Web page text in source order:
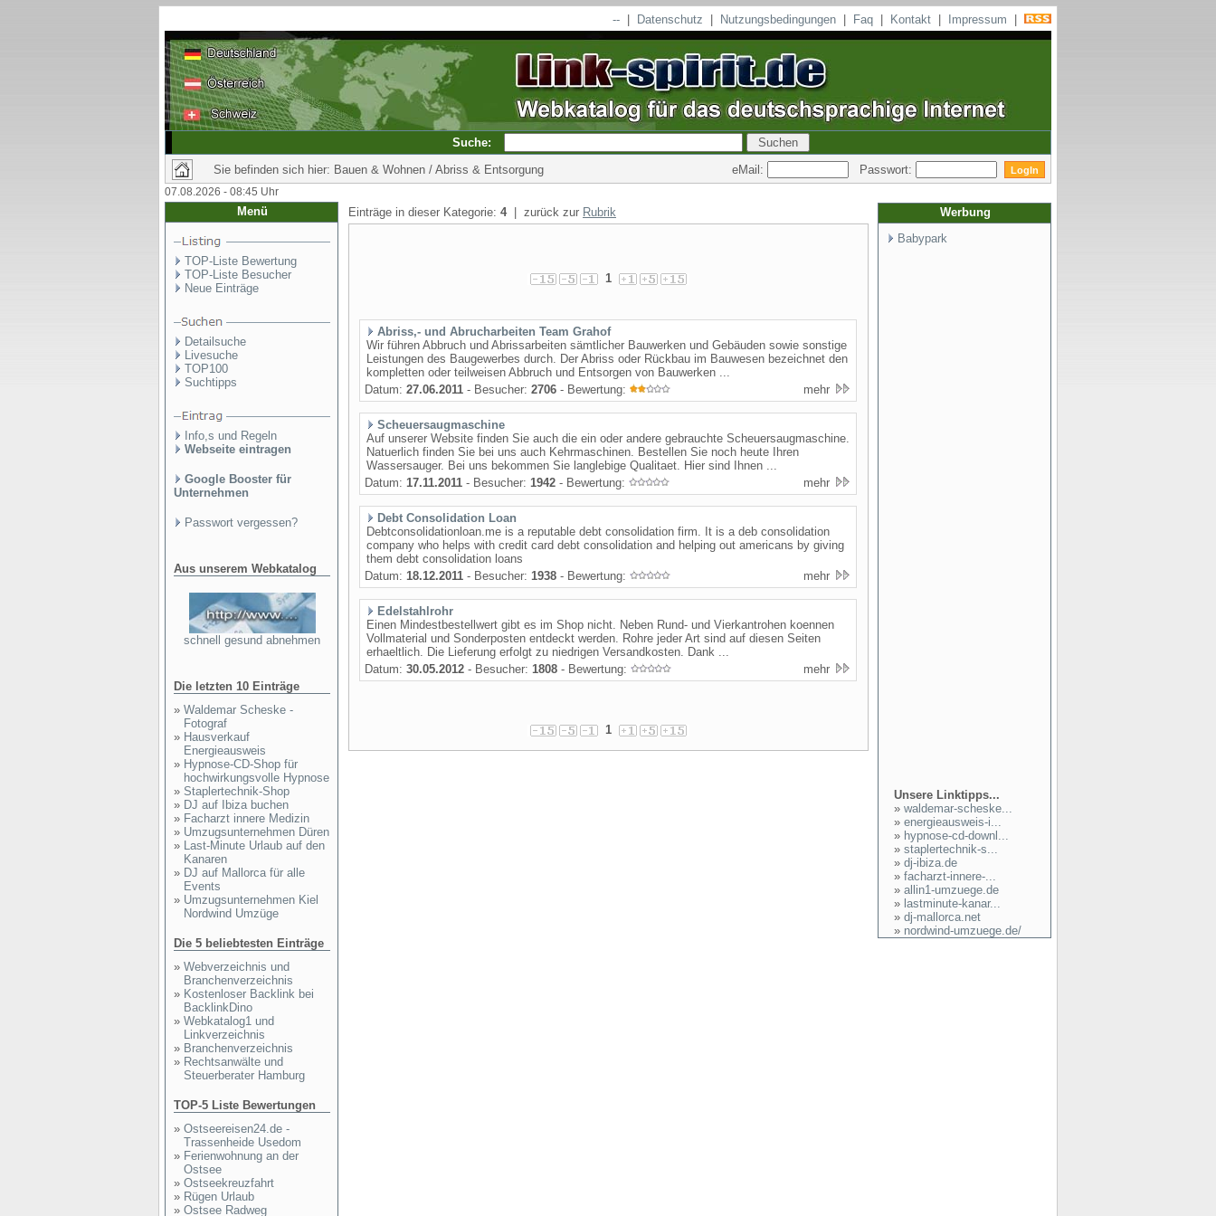
-- Datenschutz Nutzungsbedingungen Faq Kontakt Impressum
Suche:
Sie befinden sich hier: Bauen & Wohnen / Abriss & Entsorgung
eMail: Passwort:
07.08.2026 - 08:45 Uhr
Menü
TOP-Liste Bewertung
TOP-Liste Besucher
Neue Einträge
Detailsuche
Livesuche
TOP100
Suchtipps
Info,s und Regeln
Webseite eintragen
Google Booster für
Unternehmen
Passwort vergessen?
Aus unserem Webkatalog
schnell gesund abnehmen
Die letzten 10 Einträge
» Waldemar Scheske -
Fotograf
» Hausverkauf
Energieausweis
» Hypnose-CD-Shop für
hochwirkungsvolle Hypnose
» Staplertechnik-Shop
» DJ auf Ibiza buchen
» Facharzt innere Medizin
» Umzugsunternehmen Düren
» Last-Minute Urlaub auf den
Kanaren
» DJ auf Mallorca für alle
Events
» Umzugsunternehmen Kiel
Nordwind Umzüge
Die 5 beliebtesten Einträge
» Webverzeichnis und
Branchenverzeichnis
» Kostenloser Backlink bei
BacklinkDino
» Webkatalog1 und
Linkverzeichnis
» Branchenverzeichnis
» Rechtsanwälte und
Steuerberater Hamburg
TOP-5 Liste Bewertungen
» Ostseereisen24.de -
Trassenheide Usedom
» Ferienwohnung an der
Ostsee
» Ostseekreuzfahrt
» Rügen Urlaub
» Ostsee Radweg
Einträge in dieser Kategorie: 4| zurück zur Rubrik
1
Abriss,- und Abrucharbeiten Team Grahof
Wir führen Abbruch und Abrissarbeiten sämtlicher Bauwerken und Gebäuden sowie sonstige
Leistungen des Baugewerbes durch. Der Abriss oder Rückbau im Bauwesen bezeichnet den
kompletten oder teilweisen Abbruch und Entsorgen von Bauwerken ...
Datum: 27.06.2011 - Besucher: 2706 - Bewertung: mehr
Scheuersaugmaschine
Auf unserer Website finden Sie auch die ein oder andere gebrauchte Scheuersaugmaschine.
Natuerlich finden Sie bei uns auch Kehrmaschinen. Bestellen Sie noch heute Ihren
Wassersauger. Bei uns bekommen Sie langlebige Qualitaet. Hier sind Ihnen ...
Datum: 17.11.2011 - Besucher: 1942 - Bewertung: mehr
Debt Consolidation Loan
Debtconsolidationloan.me is a reputable debt consolidation firm. It is a deb consolidation
company who helps with credit card debt consolidation and helping out americans by giving
them debt consolidation loans
Datum: 18.12.2011 - Besucher: 1938 - Bewertung: mehr
Edelstahlrohr
Einen Mindestbestellwert gibt es im Shop nicht. Neben Rund- und Vierkantrohen koennen
Vollmaterial und Sonderposten entdeckt werden. Rohre jeder Art sind auf diesen Seiten
erhaeltlich. Die Lieferung erfolgt zu niedrigen Versandkosten. Dank ...
Datum: 30.05.2012 - Besucher: 1808 - Bewertung: mehr
1
Werbung
Babypark
Unsere Linktipps...
» waldemar-scheske...
» energieausweis-i...
» hypnose-cd-downl...
» staplertechnik-s...
» dj-ibiza.de
» facharzt-innere-...
» allin1-umzuege.de
» lastminute-kanar...
» dj-mallorca.net
» nordwind-umzuege.de/